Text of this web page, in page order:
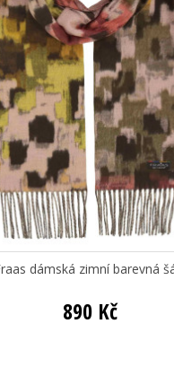
dámská zimní barevná
890 Kč